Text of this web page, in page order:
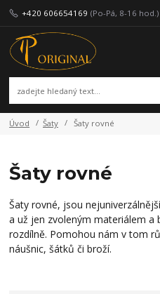
+420 606654169 (Po-Pá, 8-16 hod.)
Úvod Šaty Šaty rovné
Šaty rovné
Šaty rovné, jsou
a už jen zvoleným materiálem a
rozdílně. Pomohou nám v tom
náušnic, šátků či broží.